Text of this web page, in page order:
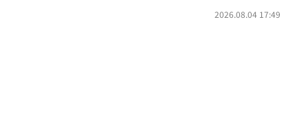
2026.08.04 17:49